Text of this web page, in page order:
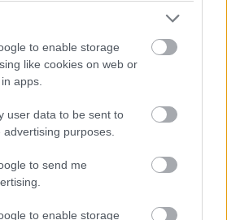
to enable storage
like cookies on web or
apps.
user data to be sent to
purposes.
to send me
to enable storage
azonban nem fogják javítani az
az alulellátott
ha ma szilárd adatszabványok
az adatáramlás akkor is az
jövedelmű országokból a magas
áramlana a szükséges gépi
architektúrába kell befektetni,